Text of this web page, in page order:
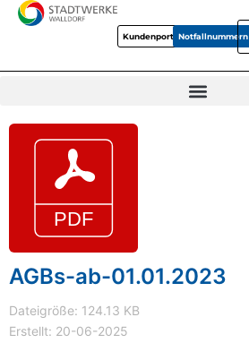
KundenportalNotfallnummern
AGBs-ab-01.01.2023
Dateigröße: 124.13 KB
Erstellt: 20-06-2025